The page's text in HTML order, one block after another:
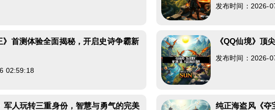
发布时间：2026-
》首测体验全面揭秘，开启史诗争霸新
02:59:18
《QQ仙境》顶
发布时间：2026-
军人玩转三重身份，智慧与勇气的完美 纯正海盗风《夺